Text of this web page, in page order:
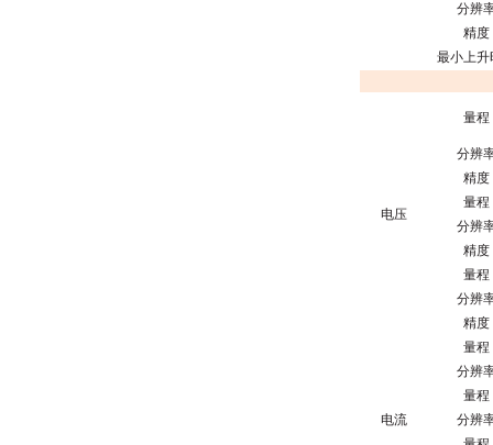
分辨
精度
最小上升
电压
量程
分辨
精度
量程
分辨
精度
量程
分辨
精度
电流
量程
分辨
量程
分辨